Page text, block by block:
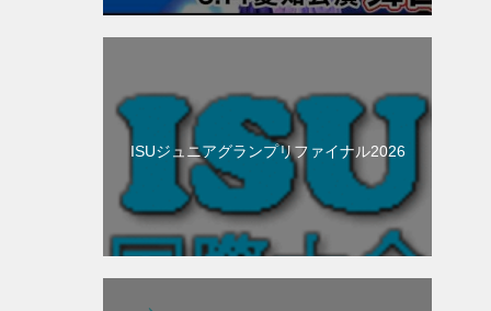
ISUジュニアグランプリファイナル2026